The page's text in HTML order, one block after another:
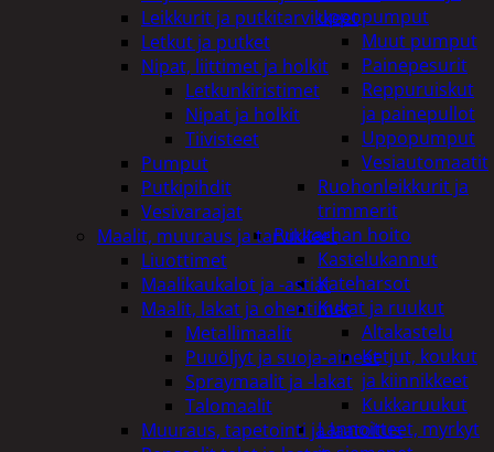
uppopumput
Muut pumput
Painepesurit
Reppuruiskut
ja painepullot
Uppopumput
Vesiautomaatit
Ruohonleikkurit ja
trimmerit
Puutarhan hoito
Kastelukannut
Kateharsot
Kukat ja ruukut
Altakastelu
Ketjut, koukut
ja kiinnikkeet
Kukkaruukut
Lannoitteet, myrkyt
Leikkurit ja putkitarvikkeet
Letkut ja putket
Nipat, liittimet ja holkit
Letkunkiristimet
Nipat ja holkit
Tiivisteet
Pumput
Putkipihdit
Vesivaraajat
Maalit, muuraus ja tarvikkeet
Liuottimet
Maalikaukalot ja -astiat
Maalit, lakat ja ohentimet
Metallimaalit
Puuöljyt ja suoja-aineet
Spraymaalit ja -lakat
Talomaalit
Muuraus, tapetointi ja laatoitus